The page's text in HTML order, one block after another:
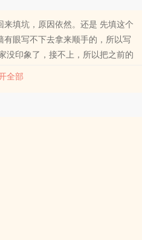
填坑，原因依然。还是 先填这个
眼写不下去拿来顺手的，所以写
没印象了，接不上，所以把之前的
全部